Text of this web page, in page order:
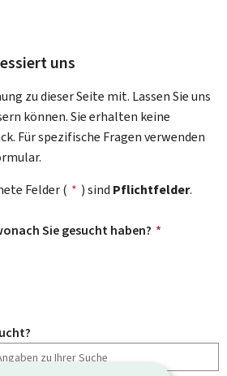
uns
zu dieser Seite mit. Lassen Sie uns
können. Sie erhalten keine
Für spezifische Fragen verwenden
Felder ( * ) sind Pflichtfelder.
Sie gesucht haben? *